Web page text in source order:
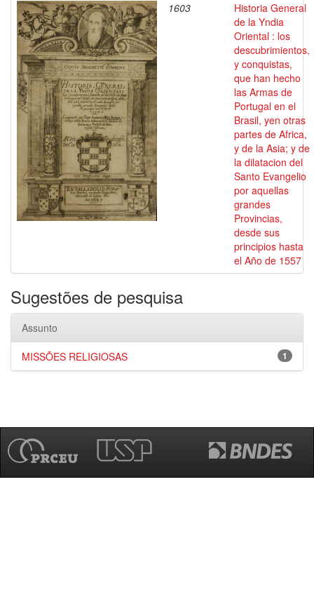
1603
Historia General
de la Yndia
Oriental : los
descubrimientos,
y conquistas,
que han hecho
las Armas de
Portugal en el
Brasil, yen otras
partes de Africa,
y de la Asia; y de
la dilatacion del
Santo Evangelio
por aquellas
grandes
Provincias,
desde sus
principios hasta
el Año de 1557
Sugestões de pesquisa
Assunto
1
MISSÕES RELIGIOSAS